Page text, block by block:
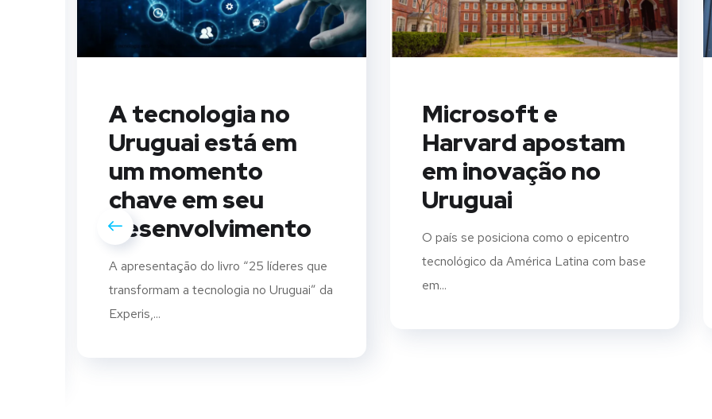
A tecnologia no
Uruguai está em
um momento
chave em seu
desenvolvimento
A apresentação do livro “25 líderes que
transformam a tecnologia no Uruguai” da
Experis,...
Microsoft e
Harvard apostam
em inovação no
Uruguai
O país se posiciona como o epicentro
tecnológico da América Latina com base
em...